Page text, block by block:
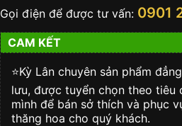
Bang
Tourbillon
Automatic
Black
Magic
419.CI.0170.RX
số
lượng
Gọi điện để được tư vấn: 0901
CAM KẾT
⭐️Kỳ Lân chuyên sản phẩm
lưu, được tuyển chọn theo tiêu
mình để bán sở thích và phục
thăng hoa cho quý khách.